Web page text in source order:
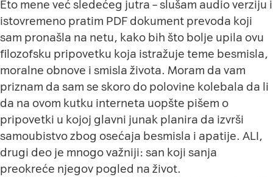
Eto mene već sledećeg jutra – slušam audio verziju i
istovremeno pratim PDF dokument prevoda koji
sam pronašla na netu, kako bih što bolje upila ovu
filozofsku pripovetku koja istražuje teme besmisla,
moralne obnove i smisla života. Moram da vam
priznam da sam se skoro do polovine kolebala da li
da na ovom kutku interneta uopšte pišem o
pripovetki u kojoj glavni junak planira da izvrši
samoubistvo zbog osećaja besmisla i apatije. ALI,
drugi deo je mnogo važniji: san koji sanja
preokreće njegov pogled na život.